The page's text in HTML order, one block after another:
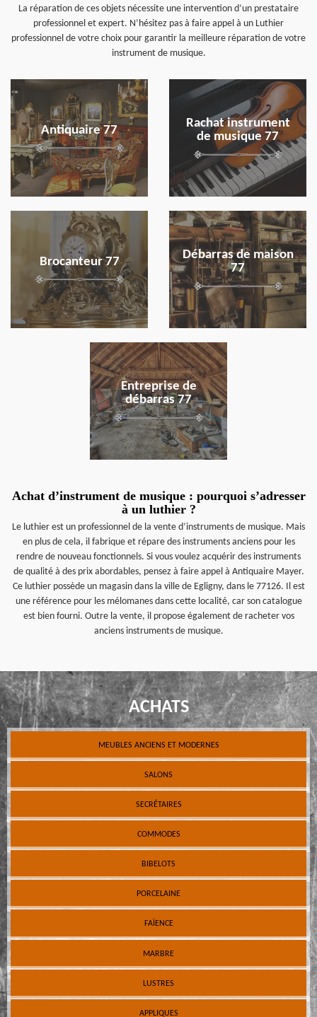
La réparation de ces objets nécessite une intervention d’un prestataire
professionnel et expert. N’hésitez pas à faire appel à un Luthier
professionnel de votre choix pour garantir la meilleure réparation de votre
instrument de musique.
Antiquaire 77
en savoir plus
Rachat instrument
de musique 77
en savoir plus
Brocanteur 77
en savoir plus
Débarras de maison
77
en savoir plus
Entreprise de
débarras 77
en savoir plus
Achat d’instrument de musique : pourquoi s’adresser
à un luthier ?
Le luthier est un professionnel de la vente d’instruments de musique. Mais
en plus de cela, il fabrique et répare des instruments anciens pour les
rendre de nouveau fonctionnels. Si vous voulez acquérir des instruments
de qualité à des prix abordables, pensez à faire appel à Antiquaire Mayer.
Ce luthier possède un magasin dans la ville de Egligny, dans le 77126. Il est
une référence pour les mélomanes dans cette localité, car son catalogue
est bien fourni. Outre la vente, il propose également de racheter vos
anciens instruments de musique.
ACHATS
MEUBLES ANCIENS ET MODERNES
SALONS
SECRÉTAIRES
COMMODES
BIBELOTS
PORCELAINE
FAÏENCE
MARBRE
LUSTRES
APPLIQUES